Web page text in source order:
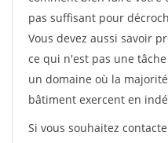
pas suffisant pour
Vous devez aussi savoir
ce qui n'est pas une
un domaine où la
bâtiment exercent en
Si vous souhaitez